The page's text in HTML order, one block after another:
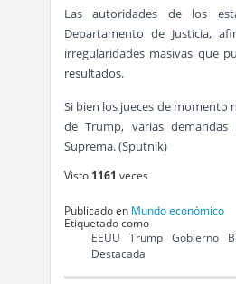
Las autoridades de los
Departamento de Justicia,
irregularidades masivas que
resultados.
Si bien los jueces de momento
de Trump, varias
Suprema. (Sputnik)
Visto 1161 veces
Publicado en Mundo económico
Etiquetado como
EEUU
Trump Gobierno
Destacada